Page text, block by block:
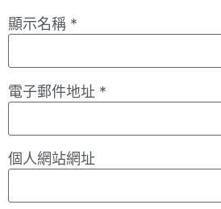
顯示名稱 *
電子郵件地址 *
個人網站網址